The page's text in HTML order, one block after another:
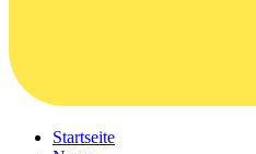
Startseite